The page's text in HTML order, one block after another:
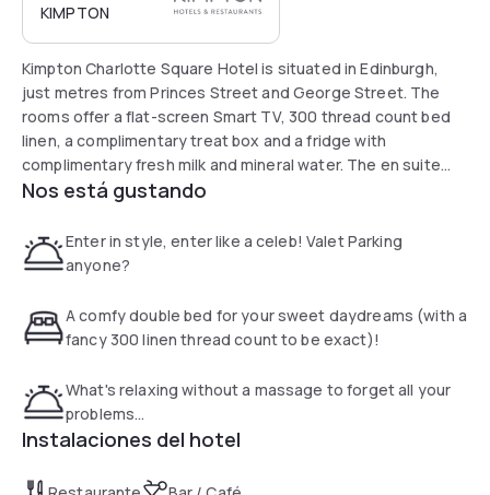
KIMPTON
Kimpton Charlotte Square Hotel is situated in Edinburgh,
just metres from Princes Street and George Street. The
rooms offer a flat-screen Smart TV, 300 thread count bed
linen, a complimentary treat box and a fridge with
complimentary fresh milk and mineral water. The en suite
bathrooms have a selection of complimentary toiletries.
which serves food and drink throughout the day, including
salads, hot dishes, cakes, spritzers and Scottish cocktails
charcoal grill restaurant and cocktail bar. It offers Middle
Eastern and Mediterranean cuisine.
including the gym, swimming pool, and spa. The spa offers a
full range of treatments including facials and massages at
an additional cost.
Nos está gustando
Enter in style, enter like a celeb! Valet Parking
anyone?
A comfy double bed for your sweet daydreams (with a
fancy 300 linen thread count to be exact)!
What's relaxing without a massage to forget all your
problems...
Instalaciones del hotel